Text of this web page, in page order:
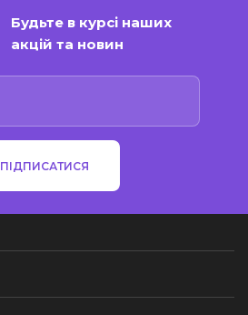
Будьте в курсі наших
акцій та новин
ПІДПИСАТИСЯ